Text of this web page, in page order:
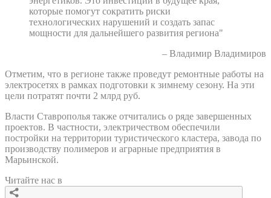
которые помогут сократить риски
технологических нарушений и создать запас
мощности для дальнейшего развития региона"
– Владимир Владимиров
Отметим, что в регионе также проведут ремонтные работы на
электросетях в рамках подготовки к зимнему сезону. На эти
цели потратят почти 2 млрд руб.
Власти Ставрополья также отчитались о ряде завершенных
проектов. В частности, электричеством обеспечили
постройки на территории туристического кластера, завода по
производству полимеров и аграрные предприятия в
Марьинской.
Читайте нас в